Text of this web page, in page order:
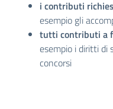
i contributi
esempio gli
tutti contributi a
esempio i diritti di
concorsi